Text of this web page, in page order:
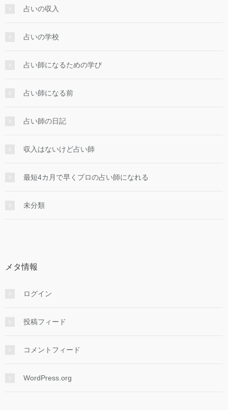
占いの収入
占いの学校
占い師になるための学び
占い師になる前
占い師の日記
収入はないけど占い師
最短4カ月で早くプロの占い師になれる
未分類
メタ情報
ログイン
投稿フィード
コメントフィード
WordPress.org